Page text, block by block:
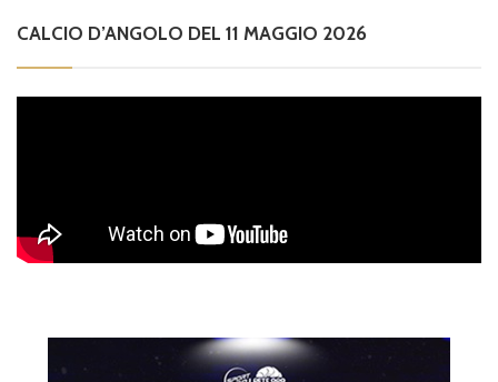
CALCIO D’ANGOLO DEL 11 MAGGIO 2026